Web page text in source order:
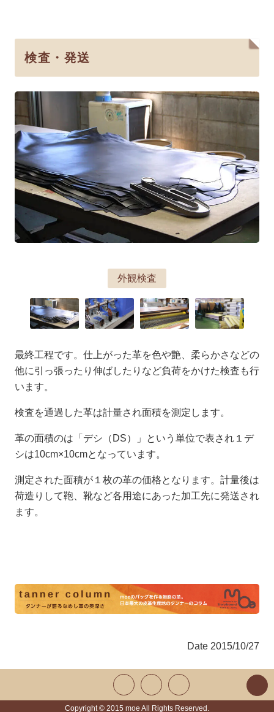
検査・発送
外観検査
最終工程です。仕上がった革を色や艶、柔らかさなどの
他に引っ張ったり伸ばしたりなど負荷をかけた検査も行
います。
検査を通過した革は計量され面積を測定します。
革の面積のは「デシ（DS）」という単位で表され１デ
シは10cm×10cmとなっています。
測定された面積が１枚の革の価格となります。計量後は
荷造りして鞄、靴など各用途にあった加工先に発送され
ます。
Date 2015/10/27
Copyright © 2015 moe All Rights Reserved.